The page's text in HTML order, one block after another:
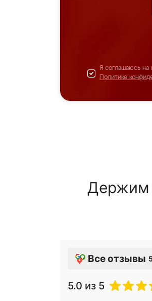
Я соглашаюсь на
Политике
Держим
Все отзывы
5.0 из 5